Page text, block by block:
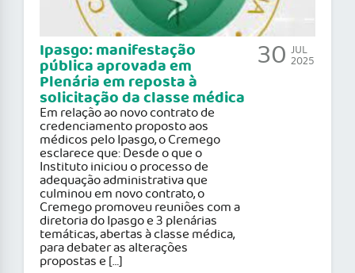
Ipasgo: manifestação
pública aprovada em
Plenária em reposta à
solicitação da classe médica
Em relação ao novo contrato de
credenciamento proposto aos
médicos pelo Ipasgo, o Cremego
esclarece que: Desde o que o
Instituto iniciou o processo de
adequação administrativa que
culminou em novo contrato, o
Cremego promoveu reuniões com a
diretoria do Ipasgo e 3 plenárias
temáticas, abertas à classe médica,
para debater as alterações
propostas e […]
30 JUL
2025